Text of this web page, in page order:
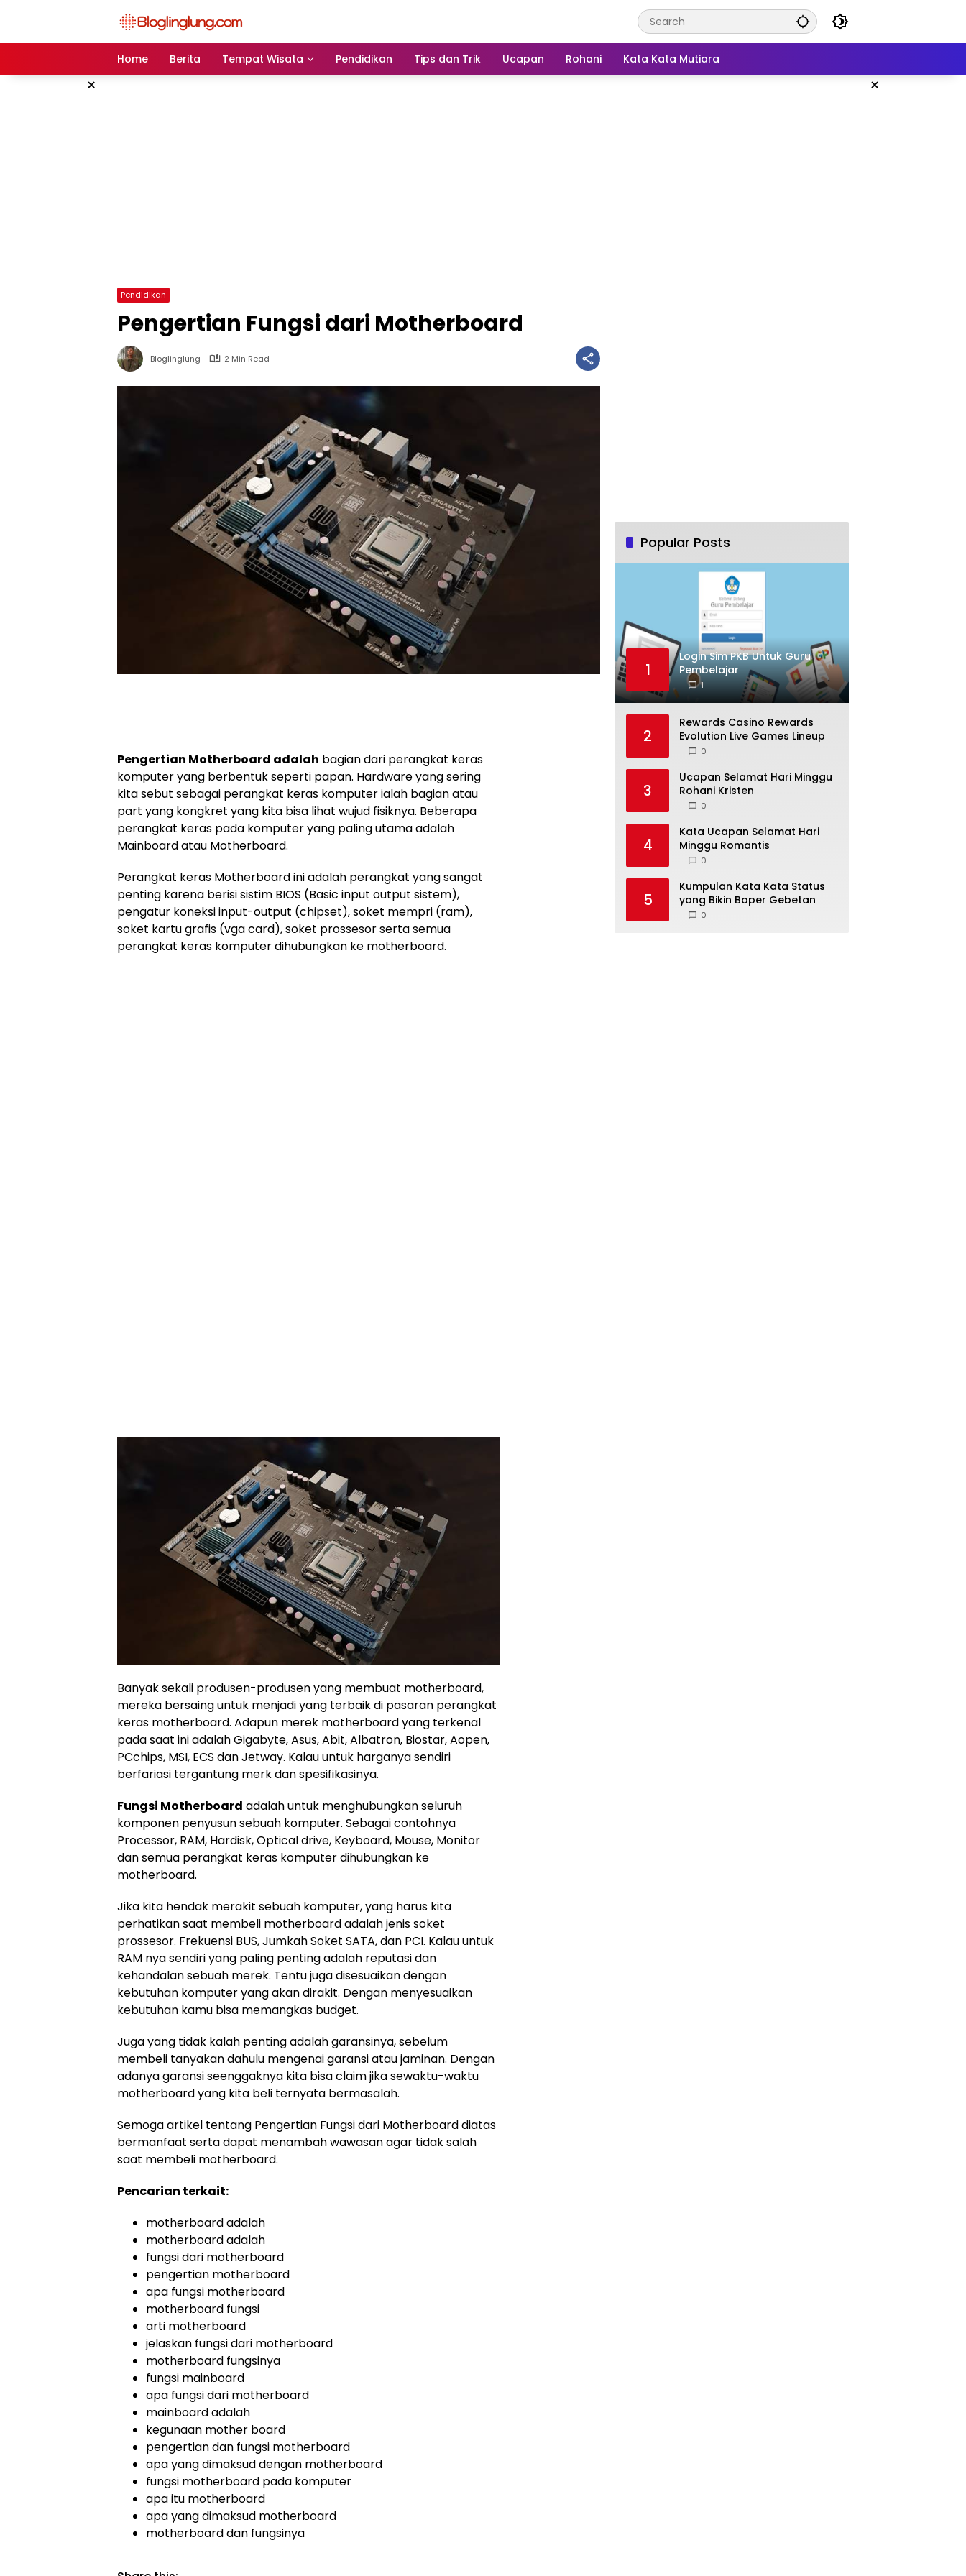
Home
Berita Tempat Wisata Pendidikan Tips dan Trik Ucapan Rohani Kata Kata Mutiara
× ×
Pendidikan
Pengertian Fungsi dari Motherboard
Bloglinglung 2 Min Read
Pengertian Motherboard adalah bagian dari perangkat keras
komputer yang berbentuk seperti papan. Hardware yang sering
kita sebut sebagai perangkat keras komputer ialah bagian atau
part yang kongkret yang kita bisa lihat wujud fisiknya. Beberapa
perangkat keras pada komputer yang paling utama adalah
Mainboard atau Motherboard.
Perangkat keras Motherboard ini adalah perangkat yang sangat
penting karena berisi sistim BIOS (Basic input output sistem),
pengatur koneksi input-output (chipset), soket mempri (ram),
soket kartu grafis (vga card), soket prossesor serta semua
perangkat keras komputer dihubungkan ke motherboard.
Banyak sekali produsen-produsen yang membuat motherboard,
mereka bersaing untuk menjadi yang terbaik di pasaran perangkat
keras motherboard. Adapun merek motherboard yang terkenal
pada saat ini adalah Gigabyte, Asus, Abit, Albatron, Biostar, Aopen,
PCchips, MSI, ECS dan Jetway. Kalau untuk harganya sendiri
berfariasi tergantung merk dan spesifikasinya.
Fungsi Motherboard adalah untuk menghubungkan seluruh
komponen penyusun sebuah komputer. Sebagai contohnya
Processor, RAM, Hardisk, Optical drive, Keyboard, Mouse, Monitor
dan semua perangkat keras komputer dihubungkan ke
motherboard.
Jika kita hendak merakit sebuah komputer, yang harus kita
perhatikan saat membeli motherboard adalah jenis soket
prossesor. Frekuensi BUS, Jumkah Soket SATA, dan PCI. Kalau untuk
RAM nya sendiri yang paling penting adalah reputasi dan
kehandalan sebuah merek. Tentu juga disesuaikan dengan
kebutuhan komputer yang akan dirakit. Dengan menyesuaikan
kebutuhan kamu bisa memangkas budget.
Juga yang tidak kalah penting adalah garansinya, sebelum
membeli tanyakan dahulu mengenai garansi atau jaminan. Dengan
adanya garansi seenggaknya kita bisa claim jika sewaktu-waktu
motherboard yang kita beli ternyata bermasalah.
Semoga artikel tentang Pengertian Fungsi dari Motherboard diatas
bermanfaat serta dapat menambah wawasan agar tidak salah
saat membeli motherboard.
Pencarian terkait:
motherboard adalah
motherboard adalah
fungsi dari motherboard
pengertian motherboard
apa fungsi motherboard
motherboard fungsi
arti motherboard
jelaskan fungsi dari motherboard
motherboard fungsinya
fungsi mainboard
apa fungsi dari motherboard
mainboard adalah
kegunaan mother board
pengertian dan fungsi motherboard
apa yang dimaksud dengan motherboard
fungsi motherboard pada komputer
apa itu motherboard
apa yang dimaksud motherboard
motherboard dan fungsinya
Popular Posts
1
Login Sim PKB Untuk Guru
Pembelajar
1
2
Rewards Casino Rewards
Evolution Live Games Lineup
0
3
Ucapan Selamat Hari Minggu
Rohani Kristen
0
4
Kata Ucapan Selamat Hari
Minggu Romantis
0
5
Kumpulan Kata Kata Status
yang Bikin Baper Gebetan
0